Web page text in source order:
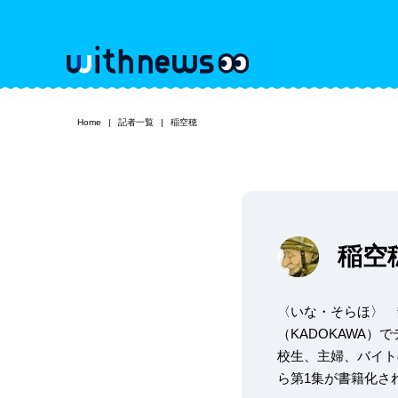
Home 記者一覧 稲空穂
稲空
〈いな・そらほ〉
（KADOKAWA）
校生、主婦、バイ
ら第1集が書籍化さ